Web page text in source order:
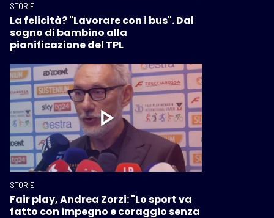
STORIE
La felicità? "Lavorare con i bus". Dal
sogno di bambino alla
pianificazione del TPL
STORIE
Fair play, Andrea Zorzi: "Lo sport va
fatto con impegno e coraggio senza